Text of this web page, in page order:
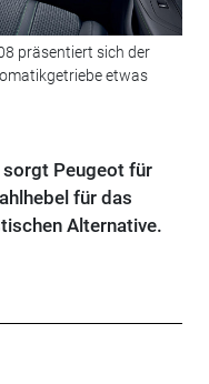
präsentiert sich der
etwas
sorgt Peugeot für
für das
Alternative.